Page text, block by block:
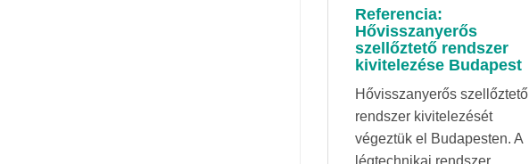
Referencia:
Hővisszanyerős
szellőztető rendszer
kivitelezése Budapest
Hővisszanyerős szellőztető
rendszer kivitelezését
végeztük el Budapesten. A